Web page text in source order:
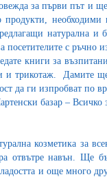
за първи път и
продукти,
натурална и
с ръчно
книги за
трикотаж. Дамите
да ги изпробват по
базар – Всичко
козметика за
отвътре навън. Ще
и още много